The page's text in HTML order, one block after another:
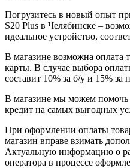
Погрузитесь в новый опыт
S20 Plus в Челябинске –
идеальное устройство,
В магазине возможна
карты. В случае выбора
составит 10% за б/у и 15% за
В магазине мы можем помочь
кредит на самых выгодных
При оформлении оплаты
магазин вправе взимать
Актуальную информацию о
оператора в процессе